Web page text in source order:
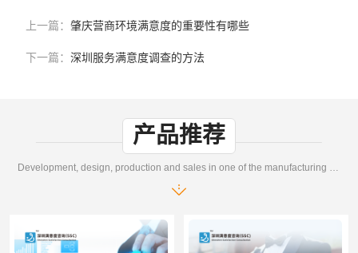
上一篇： 肇庆营商环境满意度的重要性有哪些
下一篇： 深圳服务满意度调查的方法
产品推荐
Development, design, production and sales in one of the manufacturing enterprises